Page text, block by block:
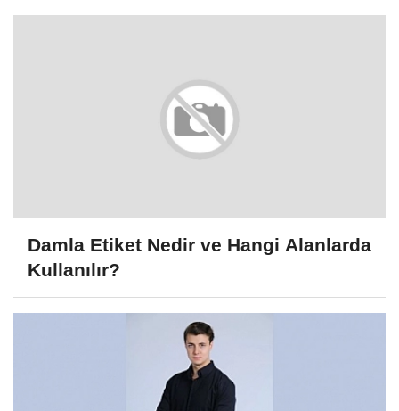
Damla Etiket Nedir ve Hangi Alanlarda
Kullanılır?